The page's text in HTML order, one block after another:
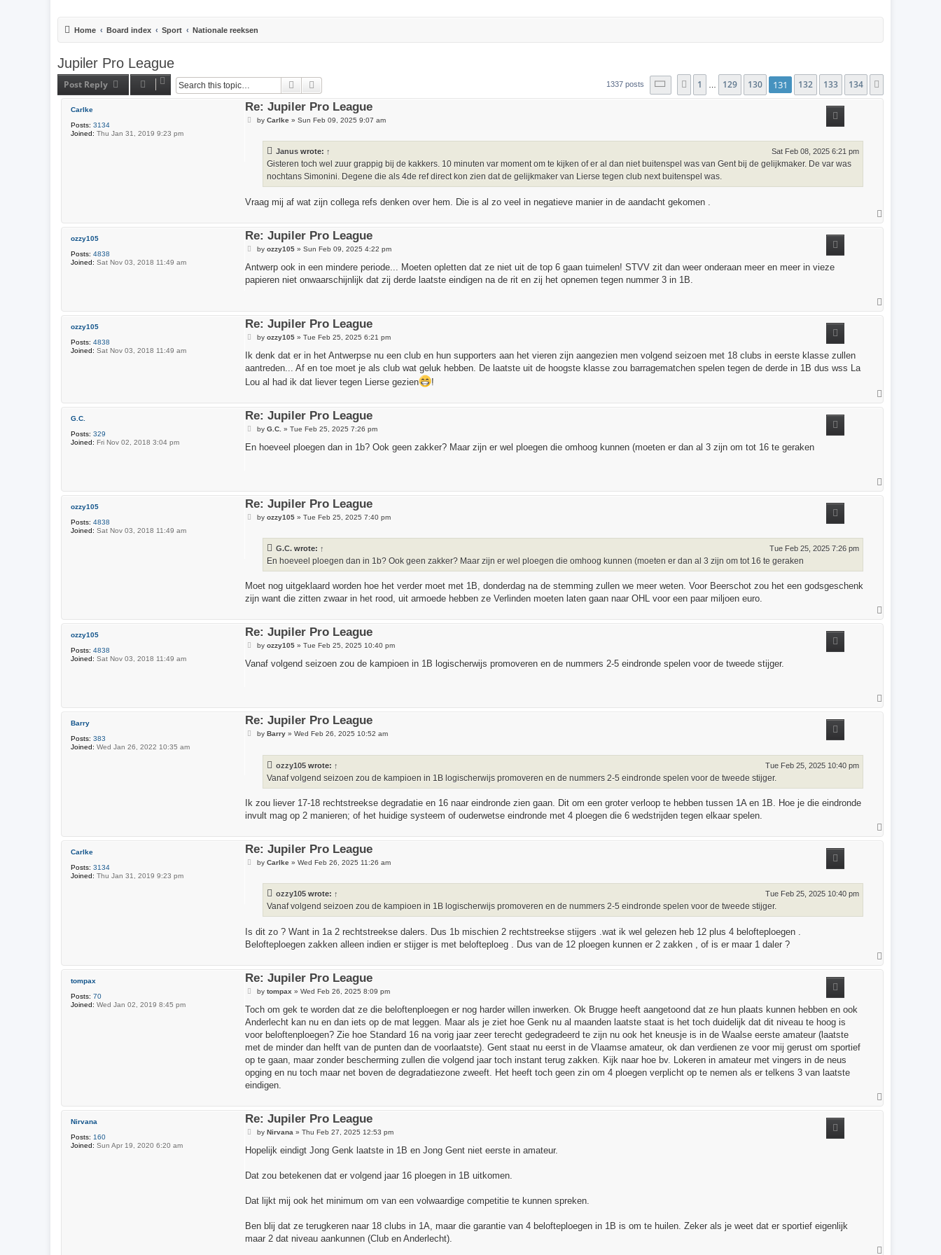
Home Board index Sport Nationale reeksen
Jupiler Pro League
Post Reply Search 1337 posts Page 131 of 134
Previous
1 129 130 131 132 133 134
Carlke
Posts: 3134
Joined: Thu Jan 31, 2019 9:23 pm
Re: Jupiler Pro League
Pby Carlke» Sun Feb 09, 2025 9:07 am
Januswrote: ↑ Sat Feb 08, 2025 6:21 pm
Gisteren toch wel zuur grappig bij de kakkers. 10 minuten var moment om te kijken of er al dan niet buitenspel was van Gent bij de gelijkmaker. De var was
nochtans Simonini. Degene die als 4de ref direct kon zien dat de gelijkmaker van Lierse tegen club next buitenspel was.
Vraag mij af wat zijn collega refs denken over hem. Die is al zo veel in negatieve manier in de aandacht gekomen .
ozzy105
Posts: 4838
Joined: Sat Nov 03, 2018 11:49 am
Re: Jupiler Pro League
P
s
by ozzy105» Sun Feb 09, 2025 4:22 pm
Antwerp ook in een mindere periode... Moeten opletten dat ze niet uit de top 6 gaan tuimelen! STVV zit dan weer onderaan meer en meer in vieze
papieren niet onwaarschijnlijk dat zij derde laatste eindigen na de rit en zij het opnemen tegen nummer 3 in 1B.
ozzy105
Posts: 4838
Joined: Sat Nov 03, 2018 11:49 am
Re: Jupiler Pro League
P
s
by ozzy105» Tue Feb 25, 2025 6:21 pm
Ik denk dat er in het Antwerpse nu een club en hun supporters aan het vieren zijn aangezien men volgend seizoen met 18 clubs in eerste klasse zullen
aantreden... Af en toe moet je als club wat geluk hebben. De laatste uit de hoogste klasse zou barragematchen spelen tegen de derde in 1B dus wss La
Lou al had ik dat liever tegen Lierse gezien
!
G.C.
Posts: 329
Joined: Fri Nov 02, 2018 3:04 pm
Re: Jupiler Pro League
P
s
by G.C. » Tue Feb 25, 2025 7:26 pm
En hoeveel ploegen dan in 1b? Ook geen zakker? Maar zijn er wel ploegen die omhoog kunnen (moeten er dan al 3 zijn om tot 16 te geraken
ozzy105
Posts: 4838
Joined: Sat Nov 03, 2018 11:49 am
Re: Jupiler Pro League
Pby ozzy105» Tue Feb 25, 2025 7:40 pm
G.C.wrote: ↑ Tue Feb 25, 2025 7:26 pm
En hoeveel ploegen dan in 1b? Ook geen zakker? Maar zijn er wel ploegen die omhoog kunnen (moeten er dan al 3 zijn om tot 16 te geraken
Moet nog uitgeklaard worden hoe het verder moet met 1B, donderdag na de stemming zullen we meer weten. Voor Beerschot zou het een godsgeschenk
zijn want die zitten zwaar in het rood, uit armoede hebben ze Verlinden moeten laten gaan naar OHL voor een paar miljoen euro.
ozzy105
Posts: 4838
Joined: Sat Nov 03, 2018 11:49 am
Re: Jupiler Pro League
P
s
by ozzy105» Tue Feb 25, 2025 10:40 pm
Vanaf volgend seizoen zou de kampioen in 1B logischerwijs promoveren en de nummers 2-5 eindronde spelen voor de tweede stijger.
Barry
Posts: 383
Joined: Wed Jan 26, 2022 10:35 am
Re: Jupiler Pro League
Pby Barry» Wed Feb 26, 2025 10:52 am
ozzy105wrote: ↑ Tue Feb 25, 2025 10:40 pm
Vanaf volgend seizoen zou de kampioen in 1B logischerwijs promoveren en de nummers 2-5 eindronde spelen voor de tweede stijger.
Ik zou liever 17-18 rechtstreekse degradatie en 16 naar eindronde zien gaan. Dit om een groter verloop te hebben tussen 1A en 1B. Hoe je die eindronde
invult mag op 2 manieren; of het huidige systeem of ouderwetse eindronde met 4 ploegen die 6 wedstrijden tegen elkaar spelen.
Carlke
Posts: 3134
Joined: Thu Jan 31, 2019 9:23 pm
Re: Jupiler Pro League
Pby Carlke» Wed Feb 26, 2025 11:26 am
ozzy105wrote: ↑ Tue Feb 25, 2025 10:40 pm
Vanaf volgend seizoen zou de kampioen in 1B logischerwijs promoveren en de nummers 2-5 eindronde spelen voor de tweede stijger.
Is dit zo ? Want in 1a 2 rechtstreekse dalers. Dus 1b mischien 2 rechtstreekse stijgers .wat ik wel gelezen heb 12 plus 4 belofteploegen .
Belofteploegen zakken alleen indien er stijger is met belofteploeg . Dus van de 12 ploegen kunnen er 2 zakken , of is er maar 1 daler ?
tompax
Posts: 70
Joined: Wed Jan 02, 2019 8:45 pm
Re: Jupiler Pro League
P
s
by tompax » Wed Feb 26, 2025 8:09 pm
Toch om gek te worden dat ze die beloftenploegen er nog harder willen inwerken. Ok Brugge heeft aangetoond dat ze hun plaats kunnen hebben en ook
Anderlecht kan nu en dan iets op de mat leggen. Maar als je ziet hoe Genk nu al maanden laatste staat is het toch duidelijk dat dit niveau te hoog is
voor beloftenploegen? Zie hoe Standard 16 na vorig jaar zeer terecht gedegradeerd te zijn nu ook het kneusje is in de Waalse eerste amateur (laatste
met de minder dan helft van de punten dan de voorlaatste). Gent staat nu eerst in de Vlaamse amateur, ok dan verdienen ze voor mij gerust om sportief
op te gaan, maar zonder bescherming zullen die volgend jaar toch instant terug zakken. Kijk naar hoe bv. Lokeren in amateur met vingers in de neus
opging en nu toch maar net boven de degradatiezone zweeft. Het heeft toch geen zin om 4 ploegen verplicht op te nemen als er telkens 3 van laatste
eindigen.
Nirvana
Posts: 160
Joined: Sun Apr 19, 2020 6:20 am
Re: Jupiler Pro League
P
s
by Nirvana » Thu Feb 27, 2025 12:53 pm
Hopelijk eindigt Jong Genk laatste in 1B en Jong Gent niet eerste in amateur.
Dat zou betekenen dat er volgend jaar 16 ploegen in 1B uitkomen.
Dat lijkt mij ook het minimum om van een volwaardige competitie te kunnen spreken.
Ben blij dat ze terugkeren naar 18 clubs in 1A, maar die garantie van 4 belofteploegen in 1B is om te huilen. Zeker als je weet dat er sportief eigenlijk
maar 2 dat niveau aankunnen (Club en Anderlecht).